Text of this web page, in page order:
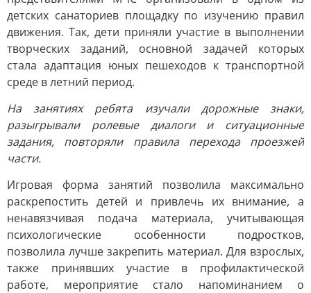
детских санаториев площадку по изучению правил
движения. Так, дети приняли участие в выполнении
творческих заданий, основной задачей которых
стала адаптация юных пешеходов к транспортной
среде в летний период.
На занятиях ребята изучали дорожные знаки,
разыгрывали ролевые диалоги и ситуационные
задания, повторяли правила перехода проезжей
части.
Игровая форма занятий позволила максимально
раскрепостить детей и привлечь их внимание, а
ненавязчивая подача материала, учитывающая
психологические особенности подростков,
позволила лучше закрепить материал. Для взрослых,
также принявших участие в профилактической
работе, мероприятие стало напоминанием о